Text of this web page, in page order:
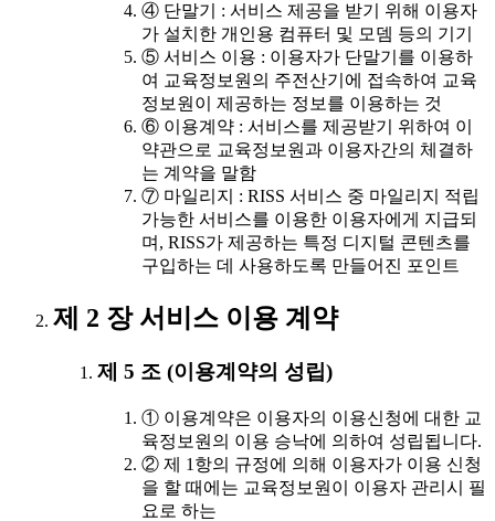
④ 단말기 : 서비스 제공을 받기 위해 이용자
가 설치한 개인용 컴퓨터 및 모뎀 등의 기기
⑤ 서비스 이용 : 이용자가 단말기를 이용하
여 교육정보원의 주전산기에 접속하여 교육
정보원이 제공하는 정보를 이용하는 것
⑥ 이용계약 : 서비스를 제공받기 위하여 이
약관으로 교육정보원과 이용자간의 체결하
는 계약을 말함
⑦ 마일리지 : RISS 서비스 중 마일리지 적립
가능한 서비스를 이용한 이용자에게 지급되
며, RISS가 제공하는 특정 디지털 콘텐츠를
구입하는 데 사용하도록 만들어진 포인트
제 2 장 서비스 이용 계약
제 5 조 (이용계약의 성립)
① 이용계약은 이용자의 이용신청에 대한 교
육정보원의 이용 승낙에 의하여 성립됩니다.
② 제 1항의 규정에 의해 이용자가 이용 신청
을 할 때에는 교육정보원이 이용자 관리시 필
요로 하는